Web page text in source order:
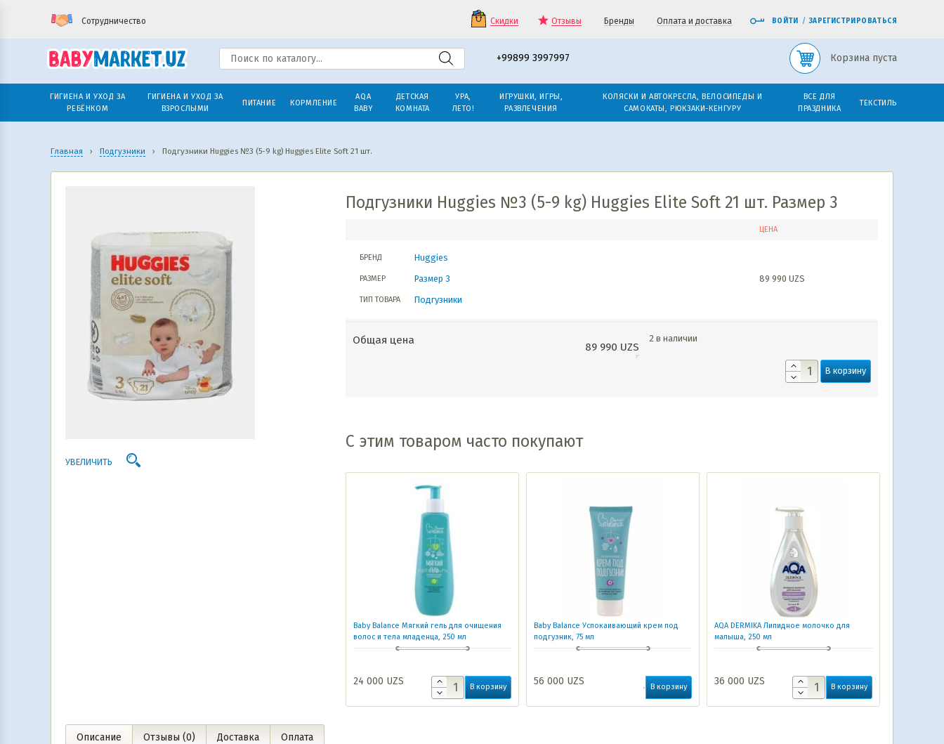
Сотрудничество Скидки Отзывы Бренды Оплата и доставка ВОЙТИ / ЗАРЕГИСТРИРОВАТЬСЯ
+99899 3997997 Корзина пуста
ГИГИЕНА И УХОД ЗА
РЕБЁНКОМ
ГИГИЕНА И УХОД ЗА
ВЗРОСЛЫМИ
ПИТАНИЕ КОРМЛЕНИЕ
AQA
BABY
ДЕТСКАЯ
КОМНАТА
УРА,
ЛЕТО!
ИГРУШКИ, ИГРЫ,
РАЗВЛЕЧЕНИЯ
КОЛЯСКИ И АВТОКРЕСЛА, ВЕЛОСИПЕДЫ И
САМОКАТЫ, РЮКЗАКИ-КЕНГУРУ
ВСЕ ДЛЯ
ПРАЗДНИКА
ТЕКСТИЛЬ
Главная › Подгузники › Подгузники Huggies №3 (5-9 kg) Huggies Elite Soft 21 шт.
УВЕЛИЧИТЬ
Подгузники Huggies №3 (5-9 kg) Huggies Elite Soft 21 шт. Размер 3
ЦЕНА
БРЕНД Huggies
РАЗМЕР Размер 3
ТИП ТОВАРА Подгузники
89 990UZS
Общая цена
89 990 UZS
2 в наличии
В корзину
С этим товаром часто покупают
Baby Balance Мягкий гель для очищения
волос и тела младенца, 250 мл
24 000 UZS В корзину
Baby Balance Успокаивающий крем под
подгузник, 75 мл
56 000 UZS В корзину
AQA DERMIKA Липидное молочко для
малыша, 250 мл
36 000 UZS В корзину
Описание Отзывы (0) Доставка Оплата